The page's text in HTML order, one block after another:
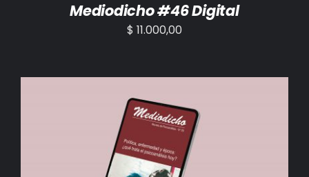
Mediodicho #46 Digital
$ 11.000,00
AÑADIR AL CARRITO /